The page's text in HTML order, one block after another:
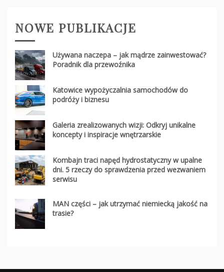
NOWE PUBLIKACJE
Używana naczepa – jak mądrze zainwestować?
Poradnik dla przewoźnika
Katowice wypożyczalnia samochodów do
podróży i biznesu
Galeria zrealizowanych wizji: Odkryj unikalne
koncepty i inspiracje wnętrzarskie
Kombajn traci napęd hydrostatyczny w upalne
dni. 5 rzeczy do sprawdzenia przed wezwaniem
serwisu
MAN części – jak utrzymać niemiecką jakość na
trasie?